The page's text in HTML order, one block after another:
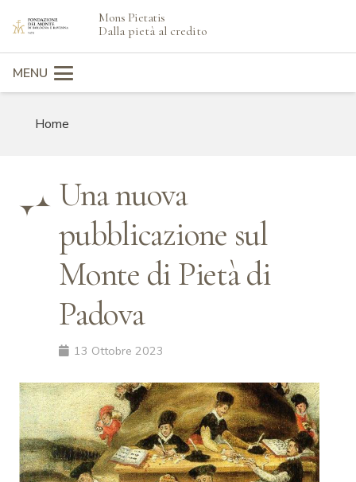
Mons Pietatis
Dalla pietà al credito
MENU
Home
Una nuova
pubblicazione sul
Monte di Pietà di
Padova
13 Ottobre 2023